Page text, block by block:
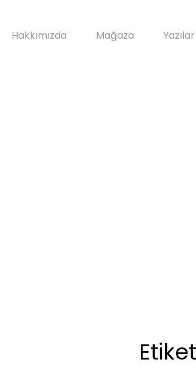
Hakkımızda Mağaza Yazılar